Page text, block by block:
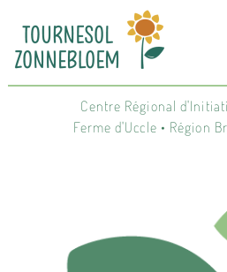
Centre Régional
Ferme d'Uccle • Région